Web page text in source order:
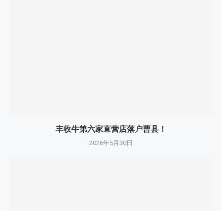
丰收牛第六家直营店落户曹县！
2026年5月30日